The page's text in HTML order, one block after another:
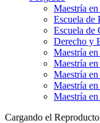
Maestría
Escuela de
Escuela de
Derecho y
Maestría
Maestría
Maestría
Maestría
Maestría
Cargando el